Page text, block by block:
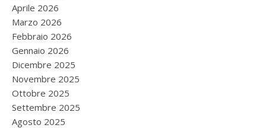
Aprile 2026
Marzo 2026
Febbraio 2026
Gennaio 2026
Dicembre 2025
Novembre 2025
Ottobre 2025
Settembre 2025
Agosto 2025